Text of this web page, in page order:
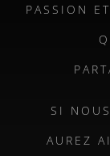
PASSION
SI
AUREZ